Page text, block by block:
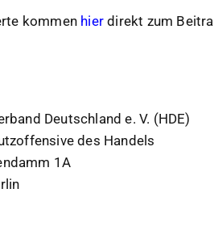
kommen hier direkt zum
Deutschland e. V. (HDE)
des Handels
1A